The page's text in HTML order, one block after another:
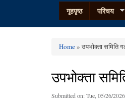
गृहपृष्ठ
परिचय
Home» उपभोक्ता समिति
उपभोक्ता
Submitted on:Tue, 05/26/